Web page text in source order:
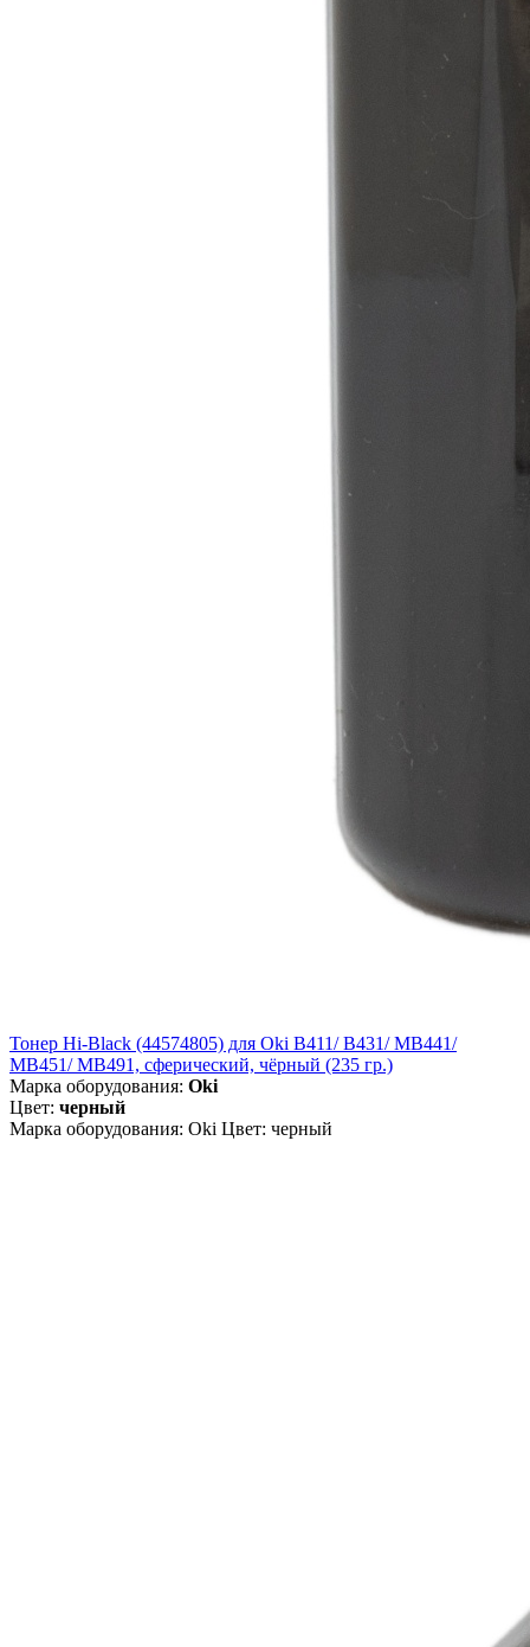
Тонер Hi-Black (44574805) для Oki B411/ B431/ MB441/
MB451/ MB491, сферический, чёрный (235 гр.)
Марка оборудования: Oki
Цвет: черный
Марка оборудования: Oki Цвет: черный